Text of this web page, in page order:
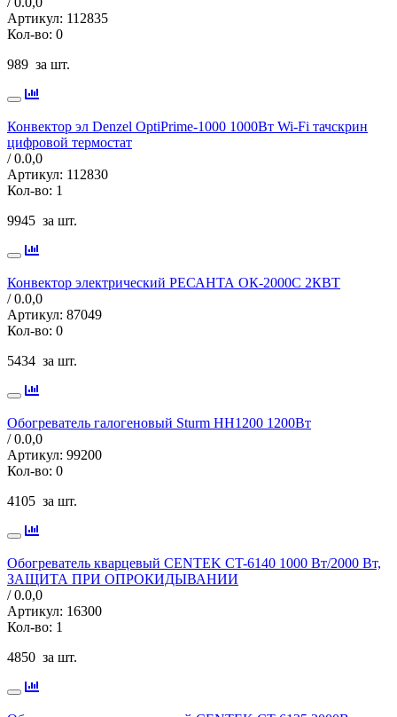
Артикул: 112835
Кол-во: 0
989 за шт.
Конвектор эл Denzel OptiPrime-1000 1000Вт Wi-Fi тачскрин
цифровой термостат
/ 0.0,0
Артикул: 112830
Кол-во: 1
9945 за шт.
Конвектор электрический РЕСАНТА ОК-2000С 2КВТ
/ 0.0,0
Артикул: 87049
Кол-во: 0
5434 за шт.
Обогреватель галогеновый Sturm HH1200 1200Вт
/ 0.0,0
Артикул: 99200
Кол-во: 0
4105 за шт.
Обогреватель кварцевый CENTEK CT-6140 1000 Вт/2000 Вт,
ЗАЩИТА ПРИ ОПРОКИДЫВАНИИ
/ 0.0,0
Артикул: 16300
Кол-во: 1
4850 за шт.